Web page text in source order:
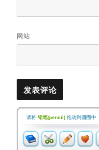
网站
请将铅笔(pencil) 拖动到圆圈中